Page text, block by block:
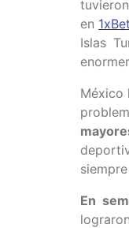
en
Islas
México
En